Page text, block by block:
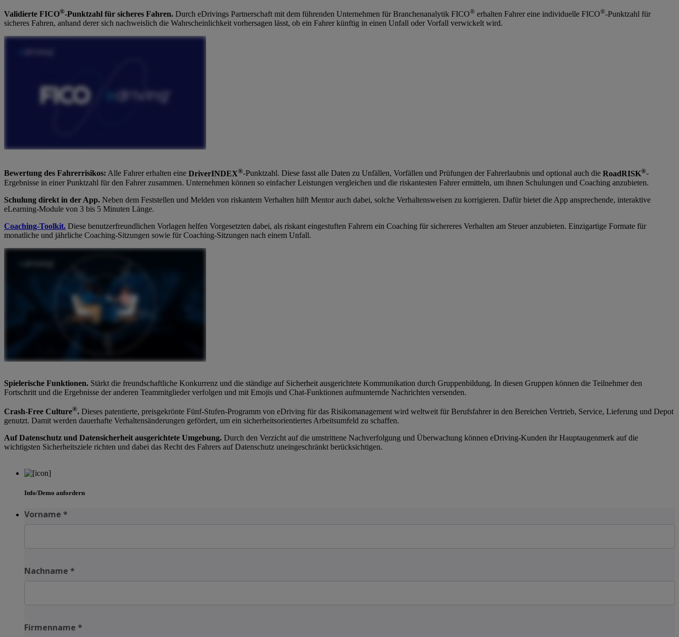
Validierte FICO®-Punktzahl für sicheres Fahren. Durch eDrivings Partnerschaft mit dem führenden Unternehmen für Branchenanalytik FICO® erhalten Fahrer eine individuelle FICO®-Punktzahl für
sicheres Fahren, anhand derer sich nachweislich die Wahrscheinlichkeit vorhersagen lässt, ob ein Fahrer künftig in einen Unfall oder Vorfall verwickelt wird.
Bewertung des Fahrerrisikos: Alle Fahrer erhalten eine DriverINDEX®-Punktzahl. Diese fasst alle Daten zu Unfällen, Vorfällen und Prüfungen der Fahrerlaubnis und optional auch die RoadRISK®-
Ergebnisse in einer Punktzahl für den Fahrer zusammen. Unternehmen können so einfacher Leistungen vergleichen und die riskantesten Fahrer ermitteln, um ihnen Schulungen und Coaching anzubieten.
Schulung direkt in der App. Neben dem Feststellen und Melden von riskantem Verhalten hilft Mentor auch dabei, solche Verhaltensweisen zu korrigieren. Dafür bietet die App ansprechende, interaktive
eLearning-Module von 3 bis 5 Minuten Länge.
Coaching-Toolkit. Diese benutzerfreundlichen Vorlagen helfen Vorgesetzten dabei, als riskant eingestuften Fahrern ein Coaching für sichereres Verhalten am Steuer anzubieten. Einzigartige Formate für
monatliche und jährliche Coaching-Sitzungen sowie für Coaching-Sitzungen nach einem Unfall.
Spielerische Funktionen. Stärkt die freundschaftliche Konkurrenz und die ständige auf Sicherheit ausgerichtete Kommunikation durch Gruppenbildung. In diesen Gruppen können die Teilnehmer den
Fortschritt und die Ergebnisse der anderen Teammitglieder verfolgen und mit Emojis und Chat-Funktionen aufmunternde Nachrichten versenden.
Crash-Free Culture®. Dieses patentierte, preisgekrönte Fünf-Stufen-Programm von eDriving für das Risikomanagement wird weltweit für Berufsfahrer in den Bereichen Vertrieb, Service, Lieferung und Depot
genutzt. Damit werden dauerhafte Verhaltensänderungen gefördert, um ein sicherheitsorientiertes Arbeitsumfeld zu schaffen.
Auf Datenschutz und Datensicherheit ausgerichtete Umgebung. Durch den Verzicht auf die umstrittene Nachverfolgung und Überwachung können eDriving-Kunden ihr Hauptaugenmerk auf die
wichtigsten Sicherheitsziele richten und dabei das Recht des Fahrers auf Datenschutz uneingeschränkt berücksichtigen.
Info/Demo anfordern
Vorname *
Nachname *
Firmenname *